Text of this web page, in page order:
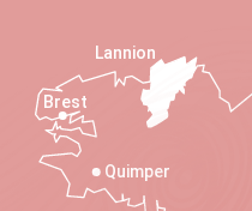
Quimper
Lannion
Brest